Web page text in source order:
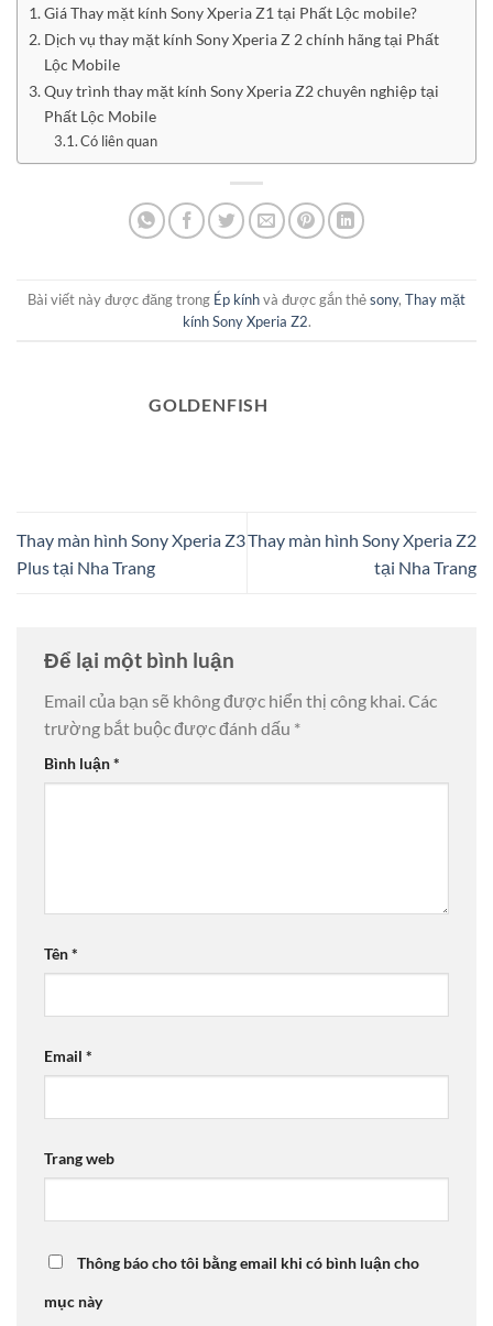
Giá Thay mặt kính Sony Xperia Z1 tại Phất Lộc mobile?
Dịch vụ thay mặt kính Sony Xperia Z 2 chính hãng tại Phất
Lộc Mobile
Quy trình thay mặt kính Sony Xperia Z2 chuyên nghiệp tại
Phất Lộc Mobile
Có liên quan
Bài viết này được đăng trong Ép kínhvà được gắn thẻsony, Thay mặt
kính Sony Xperia Z2.
GOLDENFISH
Thay màn hình Sony Xperia Z3
Plus tại Nha Trang
Thay màn hình Sony Xperia Z2
tại Nha Trang
Để lại một bình luận
Email của bạn sẽ không được hiển thị công khai.Các
trường bắt buộc được đánh dấu *
Bình luận*
Tên*
Email *
Trang web
Thông báo cho tôi bằng email khi có bình luận cho
mục này